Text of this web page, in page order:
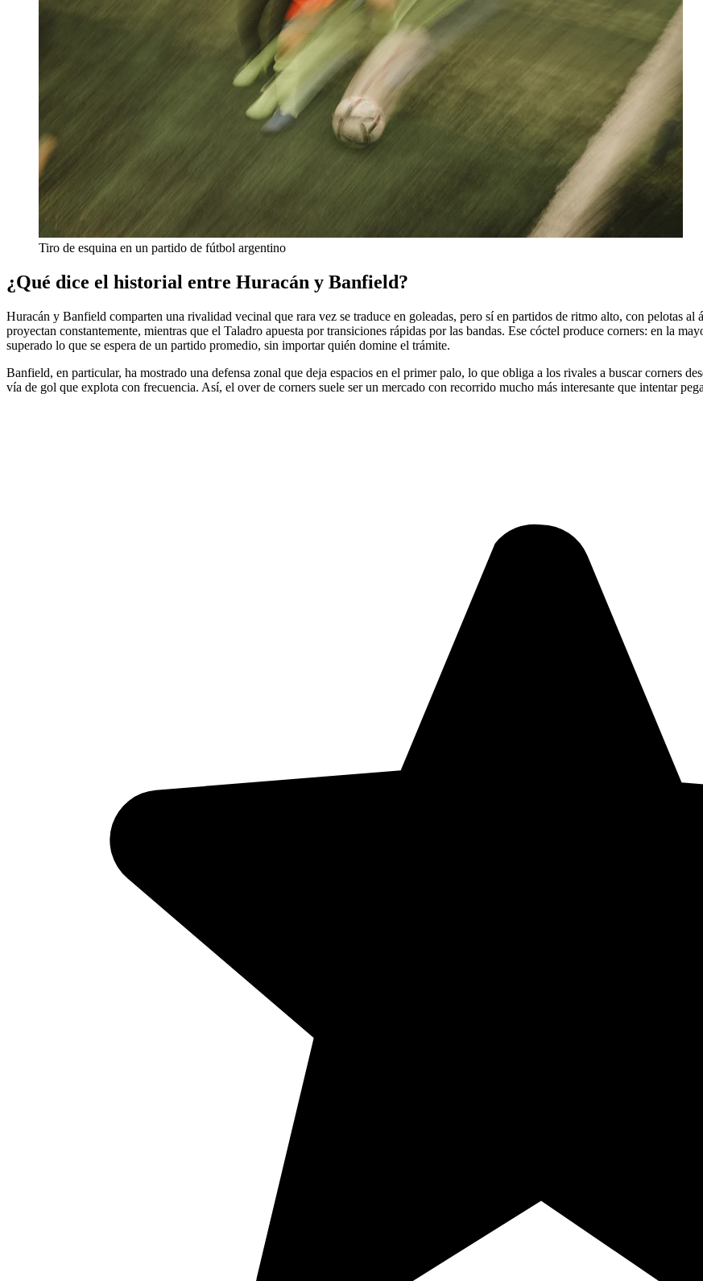
Tiro de esquina en un partido de fútbol argentino
¿Qué dice el historial entre Huracán y Banfield?
Huracán y Banfield comparten una rivalidad vecinal que rara vez se traduce en goleadas, pero sí en partidos de ritmo alto, con pelotas al
proyectan constantemente, mientras que el Taladro apuesta por transiciones rápidas por las bandas. Ese cóctel produce corners: en la
superado lo que se espera de un partido promedio, sin importar quién domine el trámite.
Banfield, en particular, ha mostrado una defensa zonal que deja espacios en el primer palo, lo que obliga a los rivales a buscar corners
vía de gol que explota con frecuencia. Así, el over de corners suele ser un mercado con recorrido mucho más interesante que intentar